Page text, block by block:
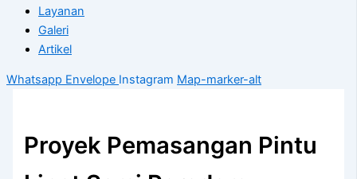
Layanan
Galeri
Artikel
Whatsapp Envelope Instagram Map-marker-alt
Proyek Pemasangan Pintu